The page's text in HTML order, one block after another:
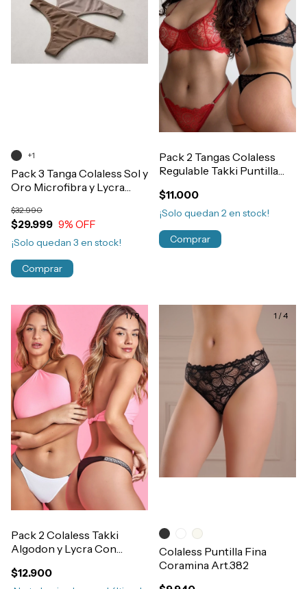
Pack 3 Tanga Colaless Sol y
Oro Microfibra y Lycra
$29.999
$32.990
9% OFF
¡Solo quedan 3 en stock!
+1
Comprar
Pack 2 Tangas Colaless
Regulable Takki Puntilla
$11.000
¡Solo quedan 2en stock!
Comprar
1/9
Pack 2 Colaless Takki
Algodon y Lycra Con
Art.4070
$12.900
1 /4
Colaless Puntilla Fina
Coramina Art.382